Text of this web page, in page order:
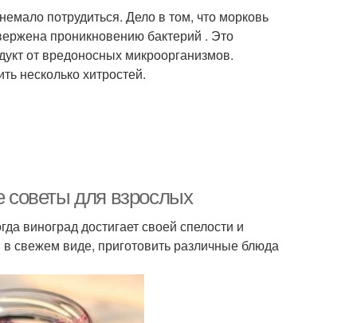
потрудиться. Дело в том, что морковь
проникновению бактерий . Это
от вредоносных микроорганизмов.
несколько хитростей.
советы для взрослых
виноград достигает своей спелости и
свежем виде, приготовить различные блюда